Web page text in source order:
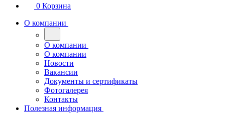
0 Корзина
О компании
О компании
О компании
Новости
Вакансии
Документы и сертификаты
Фотогалерея
Контакты
Полезная информация